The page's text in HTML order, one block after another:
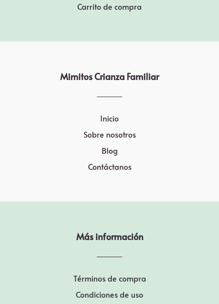
Carrito de compra
Mimitos Crianza Familiar
Inicio
Sobre nosotros
Blog
Contáctanos
Más información
Términos de compra
Condiciones de uso